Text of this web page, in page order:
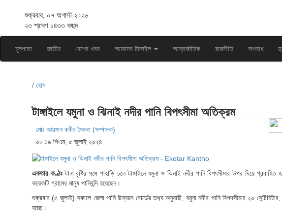
শুক্রবার, ০৭ অগাস্ট ২০২৬
২৩ শ্রাবণ ১৪৩৩ বঙ্গাব্দ
মূলপাতা জাতীয় দেশের খবর আমাদের টাঙ্গাইল আন্তর্জাতিক রাজনীতি অপরাধ
/ হোম
টাঙ্গাইলে যমুনা ও ঝিনাই নদীর পা‌নি বিপৎসীমা অতিক্রম
মোঃ আরমান কবীর সৈকত (সম্পাদক)
০৮:১৯ পিএম, ৫ জুলাই ২০২৪
একতার কণ্ঠঃটানা বৃ‌ষ্টির সঙ্গে পাহা‌ড়ি ঢলে টাঙ্গাইলে যমুনা ও ঝিনাই নদীর পা‌নি বিপৎসীমার উপর দিয়ে
কয়েকটি গ্রামের মানুষ পা‌নিব‌ন্দি হয়েছেন।
শুক্রবার (৫ জুলাই) সকালে জেলা পা‌নি উন্নয়ন ‌বোর্ডের তথ‌্য অনুযায়ী, যমুনা নদীর পানি বিপদসীমার ২০ সেন্টিমিটার,
হচ্ছে।